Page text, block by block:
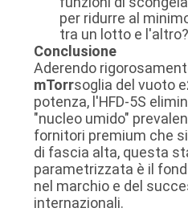
per ridurre al
tra un lotto e l'altro?
Conclusione
Aderendo
mTorrsoglia del vuoto e
potenza, l'HFD-5S
"nucleo umido"
fornitori premium che
di fascia alta, questa
parametrizzata è il
nel marchio e del
internazionali.